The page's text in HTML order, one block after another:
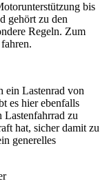
bis
gehört zu den
Regeln. Zum
ein Lastenrad von
es hier ebenfalls
Lastenfahrrad zu
hat, sicher damit zu
generelles